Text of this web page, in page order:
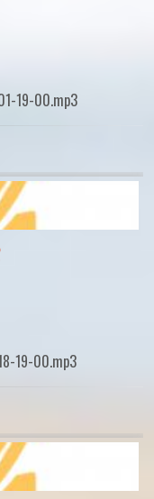
19-00.mp3
19-00.mp3